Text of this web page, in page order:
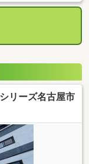
リーズ名古屋市